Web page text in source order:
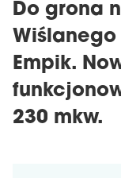
Do grona
Wiślanego
Empik.
230 mkw.